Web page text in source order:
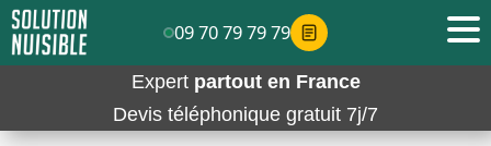
Expert partout en France
Devis téléphonique gratuit 7j/7
09 70 79 79 79